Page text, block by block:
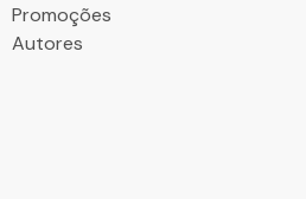
Promoções
Autores